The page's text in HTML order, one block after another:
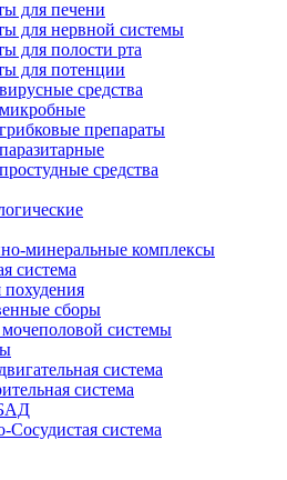
для печени
для нервной системы
для полости рта
для потенции
средства
препараты
средства
минеральные комплексы
система
сборы
системы
система
система
Сосудистая система